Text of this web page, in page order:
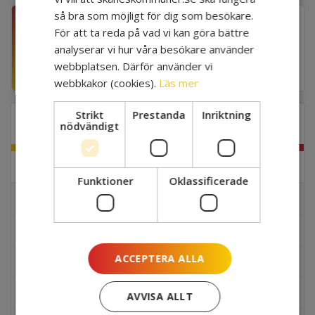
Vårdsamverkan
Skåne hemsida
Extern länk
Gå till
extern
sida
STRATEGISKA OMRÅDEN
Hälsa, social välfärd och omsorg
Barn och unga
Digitala tjänster
Ekonomiskt bistånd
så bra som möjligt för dig som besökare.
För att ta reda på vad vi kan göra bättre
analyserar vi hur våra besökare använder
webbplatsen. Därför använder vi
webbkakor (cookies). Läs mer
Strikt
nödvändigt
Prestanda Inriktning
Funktioner Oklassificerade
ACCEPTERA ALLA
AVVISA ALLT